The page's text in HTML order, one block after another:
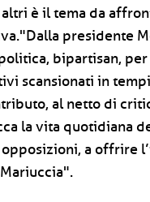
è il tema da
presidente
bipartisan,
scansionati in
al netto di
la vita quotidiana
a offrire